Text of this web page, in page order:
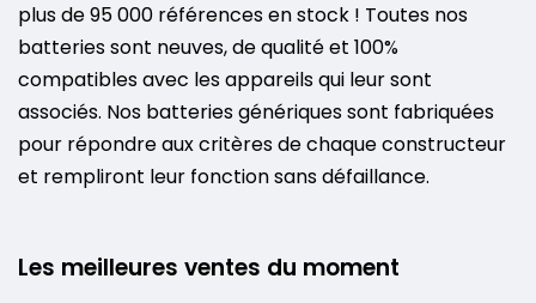
plus de 95 000 références en stock ! Toutes nos
batteries sont neuves, de qualité et 100%
compatibles avec les appareils qui leur sont
associés. Nos batteries génériques sont fabriquées
pour répondre aux critères de chaque constructeur
et rempliront leur fonction sans défaillance.
Les meilleures ventes du moment